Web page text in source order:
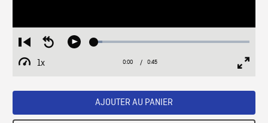
Restart
from
beginning
Seek
Play Loaded:
1x
Playback
Current
0:00 / Duration
0:45
AJOUTER AU PANIER